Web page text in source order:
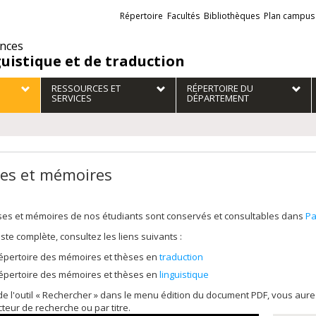
et de traduction
Liens
externes
Répertoire Facultés Bibliothèques Plan campus
RESSOURCES ET
SERVICES
RÉPERTOIRE DU
DÉPARTEMENT
et mémoires
et mémoires de nos étudiants sont conservés et consultables dans
complète, consultez les liens suivants :
des mémoires et thèses en traduction
des mémoires et thèses en linguistique
l'outil « Rechercher » dans le menu édition du document PDF, vous
de recherche ou par titre.